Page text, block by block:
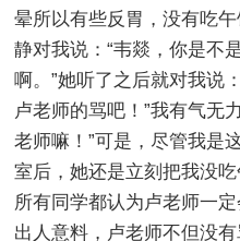
晕所以有些反胃，没有吃
静对我说：“韦燚，你是不
啊。”她听了之后就对我说
卢老师的骂吧！”我有气无
老师嘛！”可是，尽管我是
室后，她还是立刻把我没
所有同学都认为卢老师一
出人意料，卢老师不但没